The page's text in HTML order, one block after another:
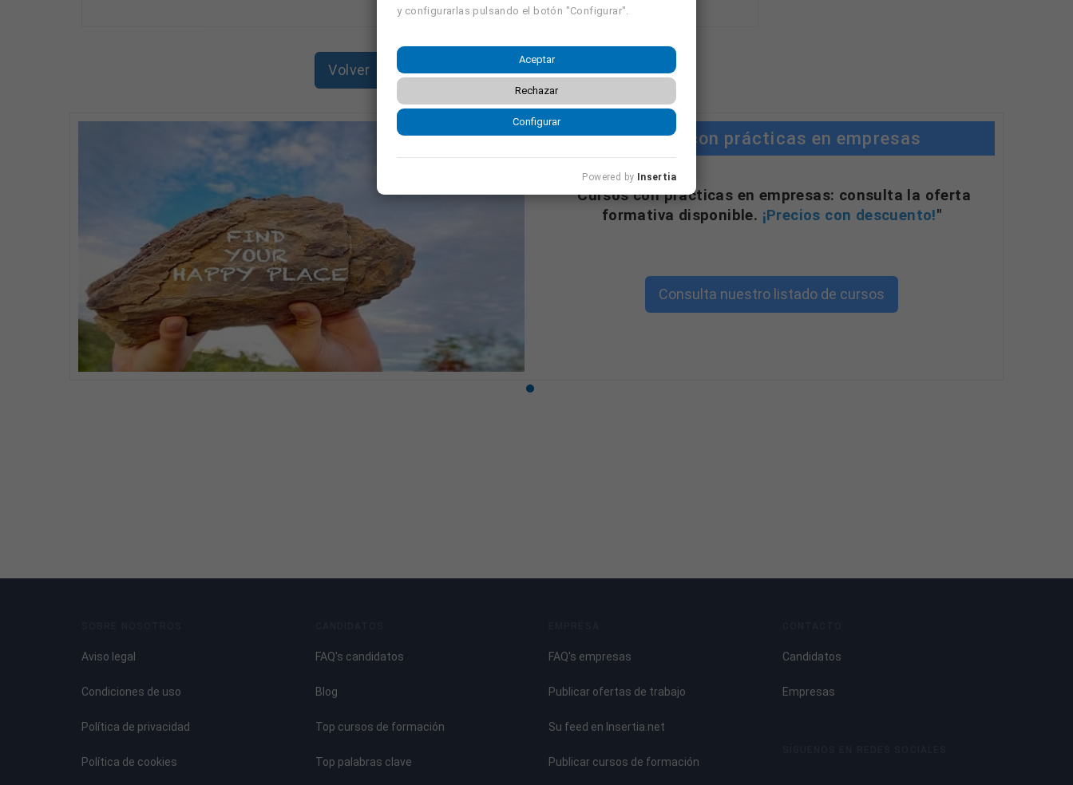
Volver Enviar currículum
Cursos con prácticas en empresas
"Cursos con prácticas en empresas: consulta la oferta
formativa disponible. ¡Precios con descuento!"
Consulta nuestro listado de cursos
Aviso legal
Condiciones de uso
Política de privacidad
Política de cookies
FAQ's candidatos
Blog
Top cursos de formación
Top palabras clave
FAQ's empresas
Publicar ofertas de trabajo
Su feed en Insertia.net
Publicar cursos de formación
Candidatos
Empresas
y configurarlas pulsando el botón "Configurar".
Aceptar
Rechazar
Configurar
Powered by Insertia